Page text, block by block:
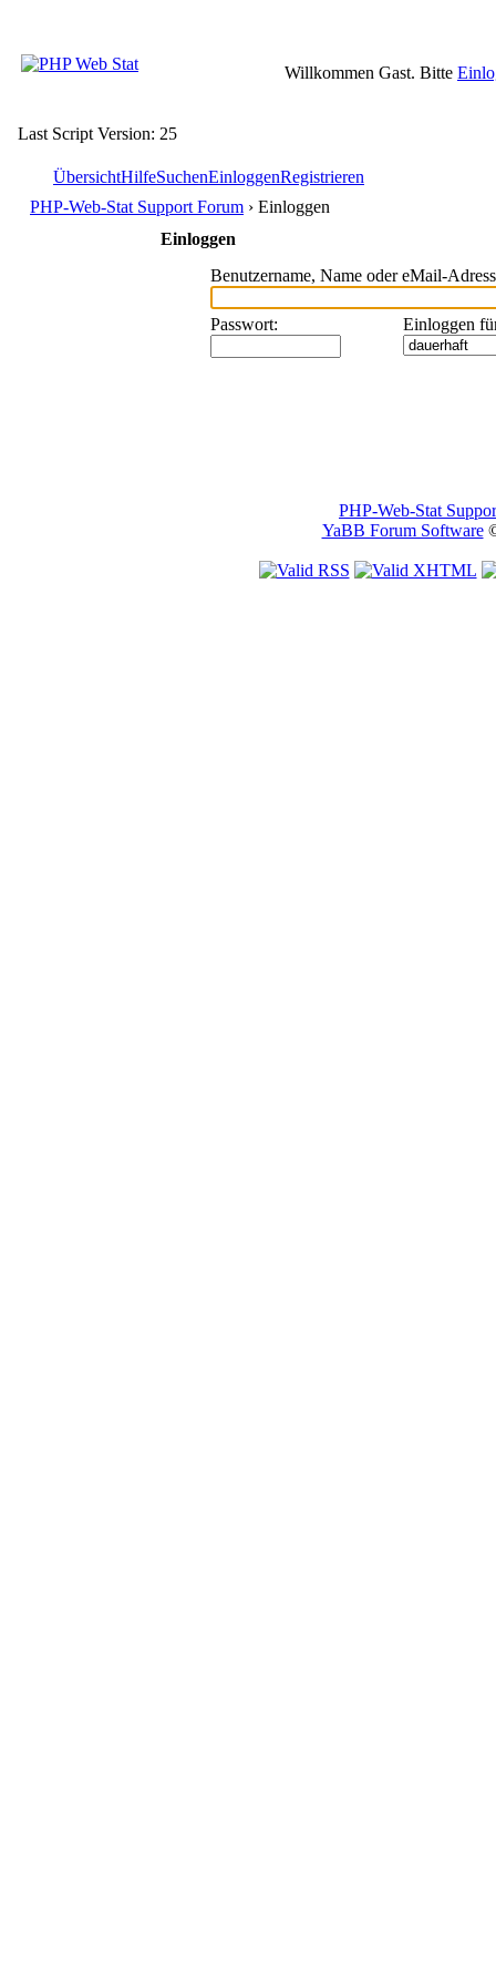
Willkommen Gast. Bitte
Last Script Version: 25
ÜbersichtHilfeSuchenEinloggenRegistrieren
PHP-Web-Stat Support Forum › Einloggen
Einloggen
Benutzername, Name oder eMail-
Passwort: Einloggen
PHP-Web-Stat
YaBB Forum Software©